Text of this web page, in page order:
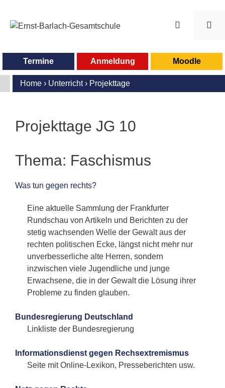
springen
Home › Unterricht› Projekttage
Termine Anmeldung Moodle
Projekttage JG 10
Thema: Faschismus
Was tun gegen rechts?
Eine aktuelle Sammlung der Frankfurter
Rundschau von Artikeln und Berichten zu der
stetig wachsenden Welle der Gewalt aus der
rechten politischen Ecke, längst nicht mehr nur
unverbesserliche alte Herren, sondern
inzwischen viele Jugendliche und junge
Erwachsene, die in der Gewalt die Lösung ihrer
Probleme zu finden glauben.
Bundesregierung Deutschland
Linkliste der Bundesregierung
Informationsdienst gegen Rechsextremismus
Seite mit Online-Lexikon, Presseberichten usw.